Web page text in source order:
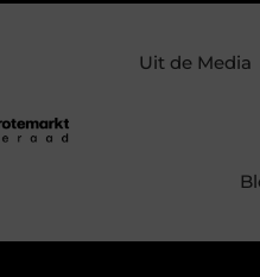
Uit de Media